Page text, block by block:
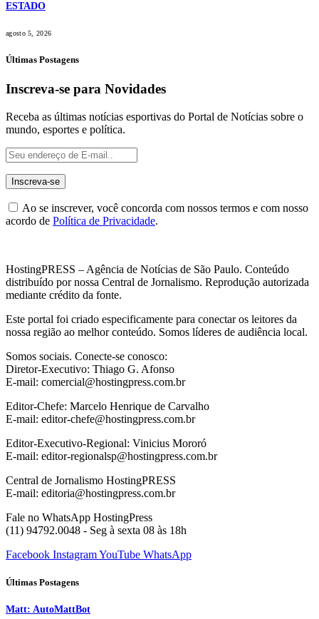
ESTADO
agosto 5, 2026
Últimas Postagens
Inscreva-se para Novidades
Receba as últimas notícias esportivas do Portal de Notícias sobre o
mundo, esportes e política.
Ao se inscrever, você concorda com nossos termos e com nosso
acordo de Política de Privacidade.
HostingPRESS – Agência de Notícias de São Paulo. Conteúdo
distribuído por nossa Central de Jornalismo. Reprodução autorizada
mediante crédito da fonte.
Este portal foi criado especificamente para conectar os leitores da
nossa região ao melhor conteúdo. Somos líderes de audiência local.
Somos sociais. Conecte-se conosco:
Diretor-Executivo: Thiago G. Afonso
E-mail: comercial@hostingpress.com.br
Editor-Chefe: Marcelo Henrique de Carvalho
E-mail: editor-chefe@hostingpress.com.br
Editor-Executivo-Regional: Vinicius Mororó
E-mail: editor-regionalsp@hostingpress.com.br
Central de Jornalismo HostingPRESS
E-mail: editoria@hostingpress.com.br
Fale no WhatsApp HostingPress
(11) 94792.0048 - Seg à sexta 08 às 18h
Facebook InstagramYouTube WhatsApp
Últimas Postagens
Matt: AutoMattBot